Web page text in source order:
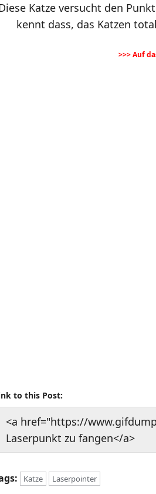
Katze versucht den
kennt dass, das Katzen
>>> Auf
to this Post:
<a href="https://
Laserpunkt zu fangen</a>
Katze Laserpointer